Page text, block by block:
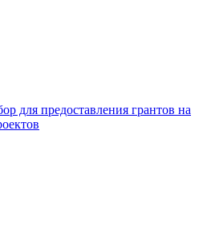
для предоставления грантов на